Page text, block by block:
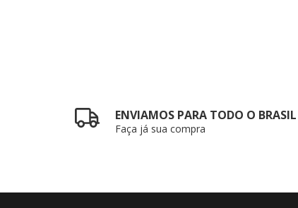
ENVIAMOS PARA TODO O BRASIL
Faça já sua compra